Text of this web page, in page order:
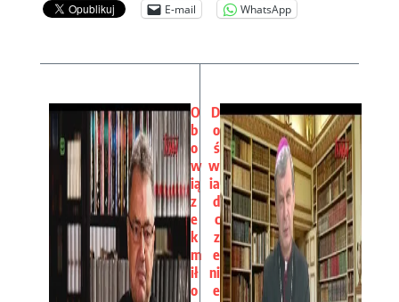
E-mail WhatsApp
O
b
o
w
ią
z
e
k
m
ił
o
D
o
ś
w
ia
d
c
z
e
ni
e